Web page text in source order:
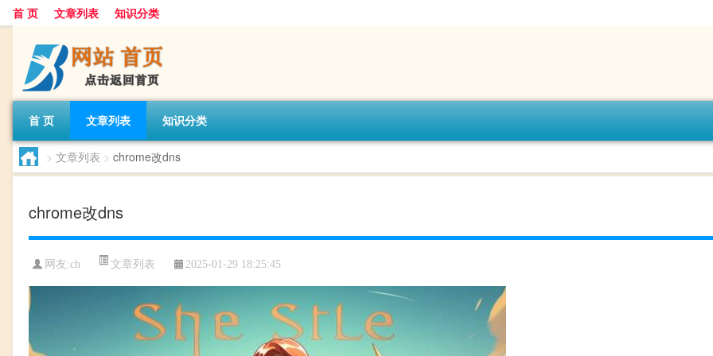
首 页 文章列表 知识分类
首 页 文章列表 知识分类
> 文章列表 > chrome改dns
chrome改dns
网友:ch 文章列表 2025-01-29 18:25:45